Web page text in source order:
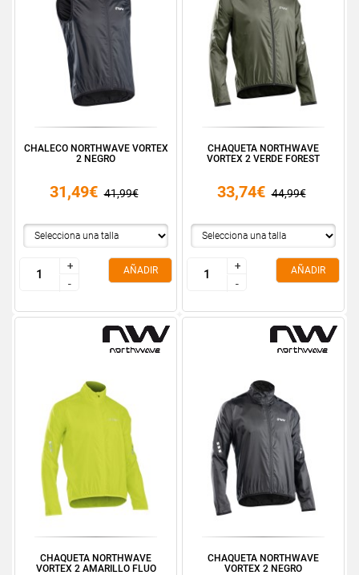
CHALECO NORTHWAVE VORTEX
2 NEGRO
31,49€ 41,99€
+
-
+
-
AÑADIR
CHAQUETA NORTHWAVE
VORTEX 2 VERDE FOREST
33,74€ 44,99€
+
-
+
-
AÑADIR
CHAQUETA NORTHWAVE
VORTEX 2 AMARILLO FLUO
CHAQUETA NORTHWAVE
VORTEX 2 NEGRO